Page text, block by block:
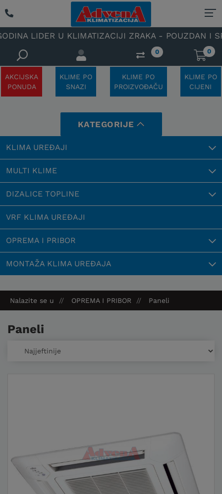
U KLIMATIZACIJI ZRAKA - POUZDAN I
0 0
AKCIJSKA
PONUDA
KLIME PO
SNAZI
KLIME PO
PROIZVOĐAČU
KLIME PO
CIJENI
KATEGORIJE
KLIMA UREĐAJI
MULTI KLIME
DIZALICE TOPLINE
VRF KLIMA UREĐAJI
OPREMA I PRIBOR
MONTAŽA KLIMA UREĐAJA
Nalazite se u OPREMA I PRIBOR Paneli
Paneli